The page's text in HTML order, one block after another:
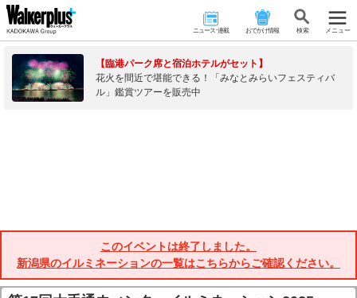
ニュース･連載 おでかけ情報 検 索 メニュー
【臨港パーク席と宿泊ホテルがセット】
花火を間近で堪能できる！「みなとみらいフェスティバ
ル」鑑賞ツアーを販売中
このイベントは終了しました。
新潟県のイルミネーションの一覧はこちらからご確認ください。